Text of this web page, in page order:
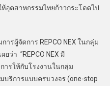
อุตสาหกรรมไทยก้าวกระโดดไป
จัดการ REPCO NEX ในกลุ่ม
ยว่า “REPCO NEX มี
รให้กับโรงงานในกลุ่ม
บริการแบบครบวงจร (one-stop